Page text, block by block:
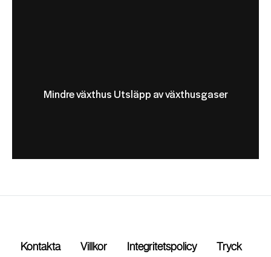
Mindre växthus Utsläpp av växthusgaser
Kontakta Villkor Integritetspolicy Tryck